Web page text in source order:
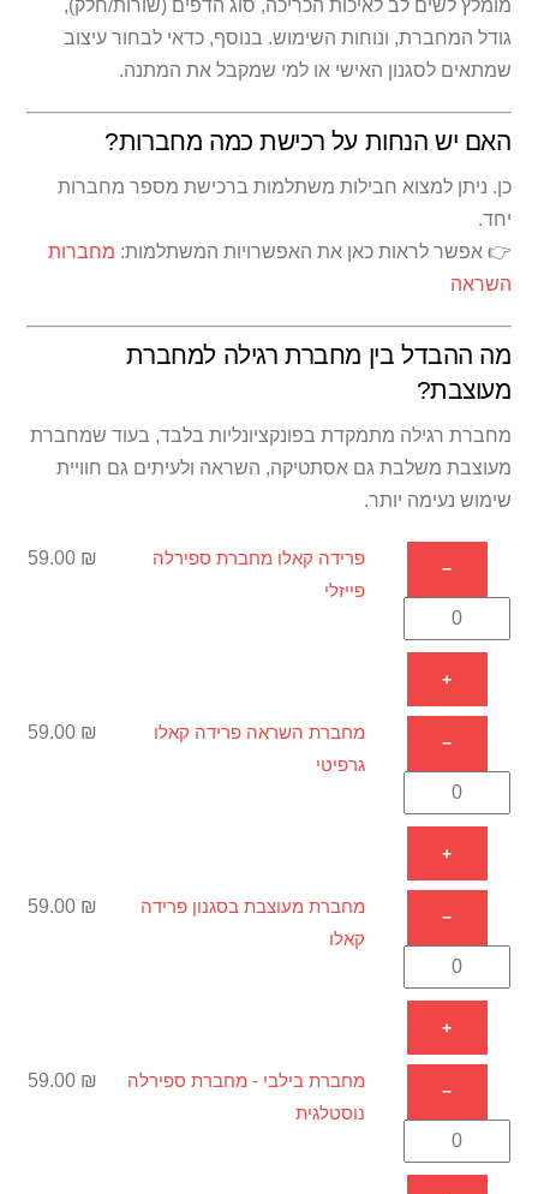
מומלץ לשים לב לאיכות הכריכה, סוג הדפים (שורות/חלק),
גודל המחברת, ונוחות השימוש. בנוסף, כדאי לבחור עיצוב
שמתאים לסגנון האישי או למי שמקבל את המתנה.
האם יש הנחות על רכישת כמה מחברות?
כן. ניתן למצוא חבילות משתלמות ברכישת מספר מחברות
יחד.
👉 אפשר לראות כאן את האפשרויות המשתלמות: מחברות
השראה
מה ההבדל בין מחברת רגילה למחברת
מעוצבת?
מחברת רגילה מתמקדת בפונקציונליות בלבד, בעוד שמחברת
מעוצבת משלבת גם אסתטיקה, השראה ולעיתים גם חוויית
שימוש נעימה יותר.
−
קאלו
ספירלה
+
פרידה קאלו מחברת ספירלה
פייזלי
59.00 ₪
−
השראה
קאלו
+
מחברת השראה פרידה קאלו
גרפיטי
59.00 ₪
−
מעוצבת
פרידה
+
מחברת מעוצבת בסגנון פרידה
קאלו
59.00 ₪
−
בילבי
מחברת בילבי - מחברת ספירלה
נוסטלגית
59.00 ₪